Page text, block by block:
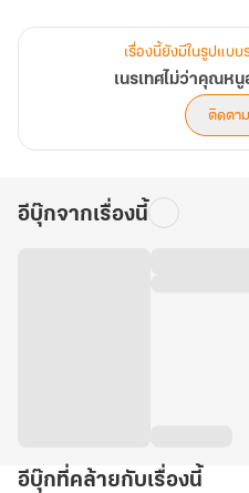
เรื่องนี้ยังมีในรูปแบ
เนรเทศไม่ว่าคุณห
ติดตา
อีบุ๊กจากเรื่องนี้
อีบุ๊กที่คล้ายกับเรื่องนี้